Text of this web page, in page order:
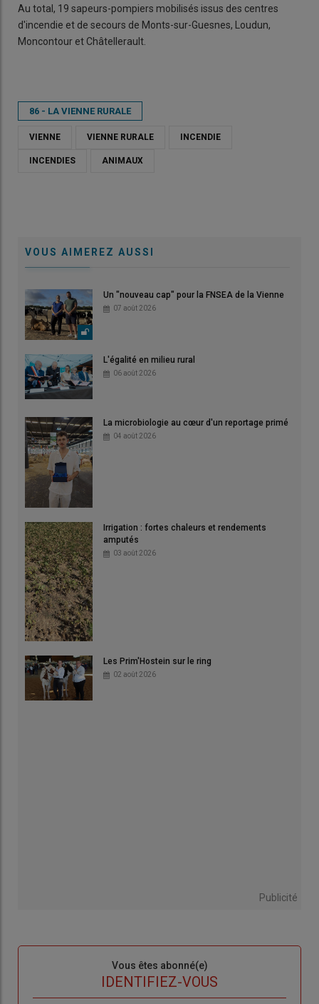
Au total, 19 sapeurs-pompiers mobilisés issus des centres
d'incendie et de secours de Monts-sur-Guesnes, Loudun,
Moncontour et Châtellerault.
86 - LA VIENNE RURALE
VIENNE VIENNE RURALE INCENDIE
INCENDIES ANIMAUX
VOUS AIMEREZ AUSSI
Un "nouveau cap" pour la FNSEA de la Vienne
07 août 2026
L'égalité en milieu rural
06 août 2026
La microbiologie au cœur d'un reportage primé
04 août 2026
Irrigation : fortes chaleurs et rendements
amputés
03 août 2026
Les Prim'Hostein sur le ring
02 août 2026
Publicité
Vous êtes abonné(e)
IDENTIFIEZ-VOUS